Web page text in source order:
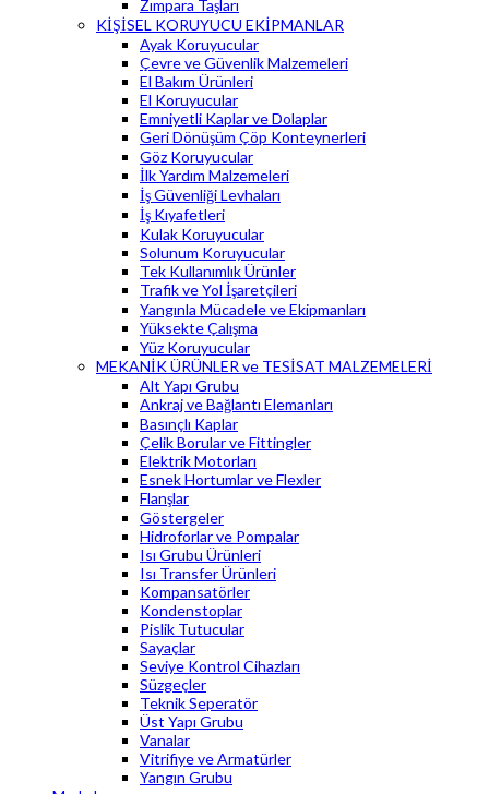
Zımpara Taşları
KİŞİSEL KORUYUCU EKİPMANLAR
Ayak Koruyucular
Çevre ve Güvenlik Malzemeleri
El Bakım Ürünleri
El Koruyucular
Emniyetli Kaplar ve Dolaplar
Geri Dönüşüm Çöp Konteynerleri
Göz Koruyucular
İlk Yardım Malzemeleri
İş Güvenliği Levhaları
İş Kıyafetleri
Kulak Koruyucular
Solunum Koruyucular
Tek Kullanımlık Ürünler
Trafik ve Yol İşaretçileri
Yangınla Mücadele ve Ekipmanları
Yüksekte Çalışma
Yüz Koruyucular
MEKANİK ÜRÜNLER ve TESİSAT MALZEMELERİ
Alt Yapı Grubu
Ankraj ve Bağlantı Elemanları
Basınçlı Kaplar
Çelik Borular ve Fittingler
Elektrik Motorları
Esnek Hortumlar ve Flexler
Flanşlar
Göstergeler
Hidroforlar ve Pompalar
Isı Grubu Ürünleri
Isı Transfer Ürünleri
Kompansatörler
Kondenstoplar
Pislik Tutucular
Sayaçlar
Seviye Kontrol Cihazları
Süzgeçler
Teknik Seperatör
Üst Yapı Grubu
Vanalar
Vitrifiye ve Armatürler
Yangın Grubu